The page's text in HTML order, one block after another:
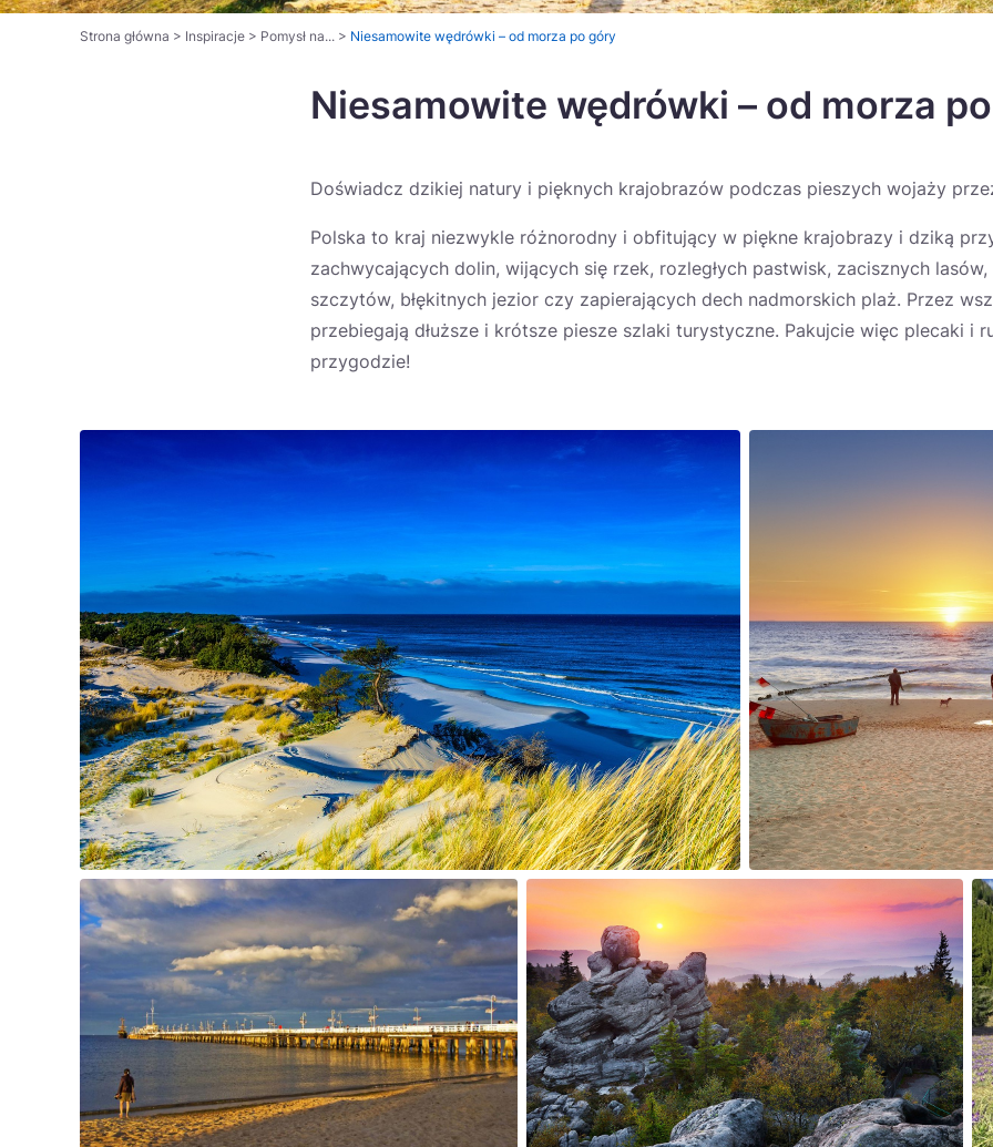
Strona główna > Inspiracje > Pomysł na... > Niesamowite wędrówki – od morza po góry
Niesamowite wędrówki – od morza
Doświadcz dzikiej natury i pięknych krajobrazów podczas pieszych wojaży
Polska to kraj niezwykle różnorodny i obfitujący w piękne krajobrazy i dziką
zachwycających dolin, wijących się rzek, rozległych pastwisk, zacisznych
szczytów, błękitnych jezior czy zapierających dech nadmorskich plaż. Przez
przebiegają dłuższe i krótsze piesze szlaki turystyczne. Pakujcie więc plecaki i
przygodzie!